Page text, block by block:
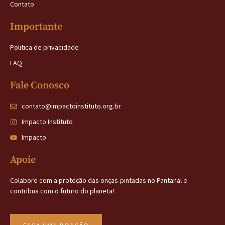
Contato
Importante
Politica de privacidade
FAQ
Fale Conosco
contato@impactoinstituto.org.br
Impacto Instituto
Impacto
Apoie
Colabore com a proteção das onças-pintadas no Pantanal e
contribua com o futuro do planeta!